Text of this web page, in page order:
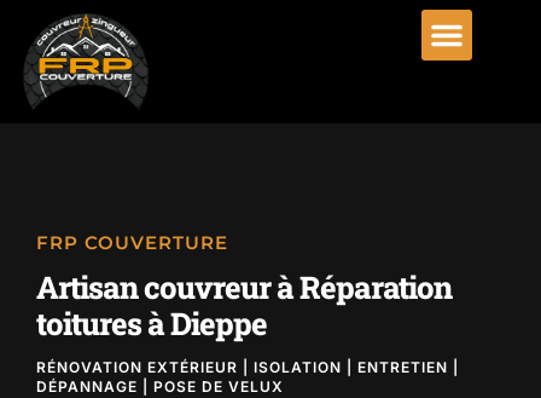
FRP COUVERTURE
Artisan couvreur à Réparation
toitures à Dieppe
RÉNOVATION EXTÉRIEUR | ISOLATION | ENTRETIEN |
DÉPANNAGE | POSE DE VELUX